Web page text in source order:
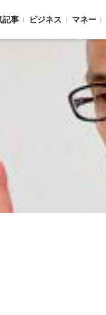
記事 ビジネス マネー